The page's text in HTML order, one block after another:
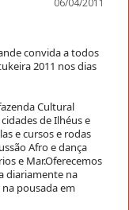
convida a todos
2011 nos dias
Cultural
de Ilhéus e
e cursos e rodas
Afro e dança
e Mar.Oferecemos
diariamente na
pousada em